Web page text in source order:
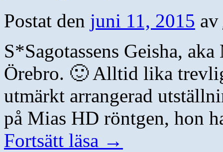
Postat den juni 11, 2015 av
S*Sagotassens Geisha,
Örebro. 🙂 Alltid lika
utmärkt arrangerad
på Mias HD röntgen, hon
Fortsätt läsa →